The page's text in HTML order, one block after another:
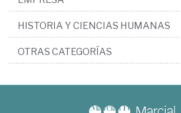
HISTORIA Y CIENCIAS HUMANAS
OTRAS CATEGORÍAS